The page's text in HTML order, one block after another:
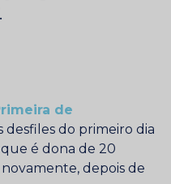
de
do primeiro dia
é dona de 20
depois de